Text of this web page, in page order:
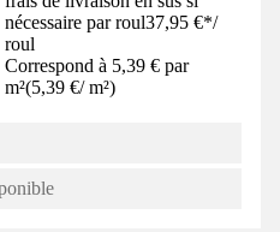
nécessaire par roul37,95 €*/
roul
Correspond à 5,39 € par
m²(5,39 €/ m²)